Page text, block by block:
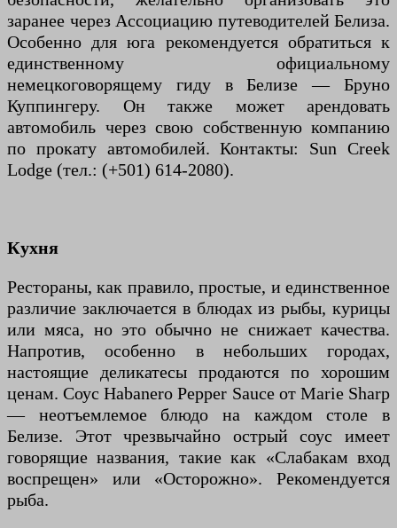
заранее через Ассоциацию путеводителей Белиза.
Особенно для юга рекомендуется обратиться к
единственному официальному
немецкоговорящему гиду в Белизе — Бруно
Куппингеру. Он также может арендовать
автомобиль через свою собственную компанию
по прокату автомобилей. Контакты: Sun Creek
Lodge (тел.: (+501) 614-2080).
Кухня
Рестораны, как правило, простые, и единственное
различие заключается в блюдах из рыбы, курицы
или мяса, но это обычно не снижает качества.
Напротив, особенно в небольших городах,
настоящие деликатесы продаются по хорошим
ценам. Соус Habanero Pepper Sauce от Marie Sharp
— неотъемлемое блюдо на каждом столе в
Белизе. Этот чрезвычайно острый соус имеет
говорящие названия, такие как «Слабакам вход
воспрещен» или «Осторожно». Рекомендуется
рыба.